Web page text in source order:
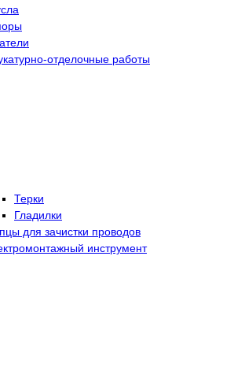
отделочные работы
Терки
Гладилки
для зачистки проводов
инструмент